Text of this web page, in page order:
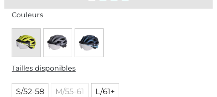
Couleurs
Tailles disponibles
S/52-58 M/55-61 L/61+